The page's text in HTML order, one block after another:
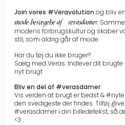
Join vores #Veravolution og bliv
mode bevægelse af #verasdamer.
modens forbrugskultur og skaber
stil, som aldrig går af mode.
Har du tøj du ikke bruger?
Sælg med Veras. Indlever dit
nyt brugt
Bliv en del af #verasdamer
Vis verden at brugt er bedst &
den svedigeste der findes. Tilføj
#verasdamer i din billedetekst, så
<3